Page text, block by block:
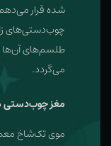
شده قرار
چوب‌دستی‌های
طلسم‌های آن‌ها
می‌گردد.
مغز
موی تک‌شاخ